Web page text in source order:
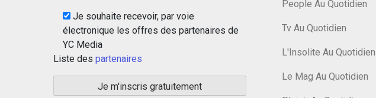
Je souhaite recevoir, par voie
électronique les offres des partenaires de
YC Media
Liste des partenaires
People Au Quotidien
Tv Au Quotidien
L'Insolite Au Quotidien
Le Mag Au Quotidien